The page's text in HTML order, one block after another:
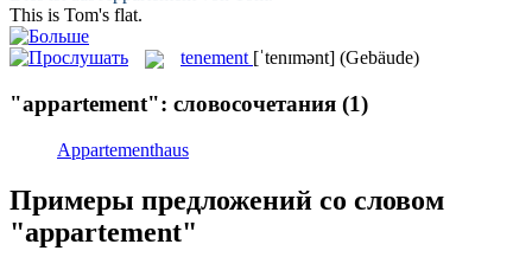
This is Tom's flat.
tenement [ˈtenɪmənt] (Gebäude)
"appartement": словосочетания (1)
Appartementhaus
Примеры предложений со словом
"appartement"